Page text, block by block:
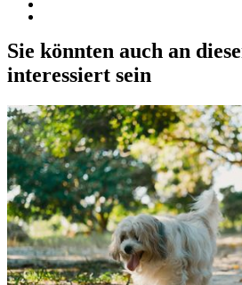
Sie könnten auch an
interessiert sein